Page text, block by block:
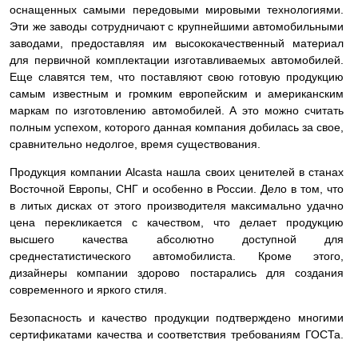
оснащенных самыми передовыми мировыми технологиями.
Эти же заводы сотрудничают с крупнейшими автомобильными
заводами, предоставляя им высококачественный материал
для первичной комплектации изготавливаемых автомобилей.
Еще славятся тем, что поставляют свою готовую продукцию
самым известным и громким европейским и американским
маркам по изготовлению автомобилей. А это можно считать
полным успехом, которого данная компания добилась за свое,
сравнительно недолгое, время существования.
Продукция компании Alcasta нашла своих ценителей в станах
Восточной Европы, СНГ и особенно в России. Дело в том, что
в литых дисках от этого производителя максимально удачно
цена перекликается с качеством, что делает продукцию
высшего качества абсолютно доступной для
среднестатистического автомобилиста. Кроме этого,
дизайнеры компании здорово постарались для создания
современного и яркого стиля.
Безопасность и качество продукции подтверждено многими
сертификатами качества и соответствия требованиям ГОСТа.